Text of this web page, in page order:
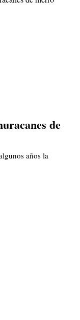
de
años la